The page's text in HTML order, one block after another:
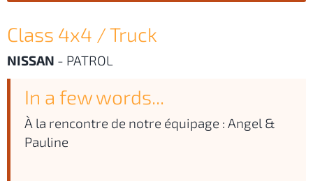
Class 4x4 / Truck
NISSAN - PATROL
In a few words...
À la rencontre de notre équipage : Angel &
Pauline